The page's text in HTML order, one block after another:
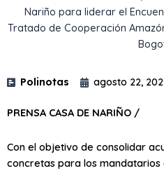
Nariño para liderar el
Tratado de Cooperación
Polinotas agosto 22,
PRENSA CASA DE NARIÑO /
Con el objetivo de consolidar
concretas para los mandatarios